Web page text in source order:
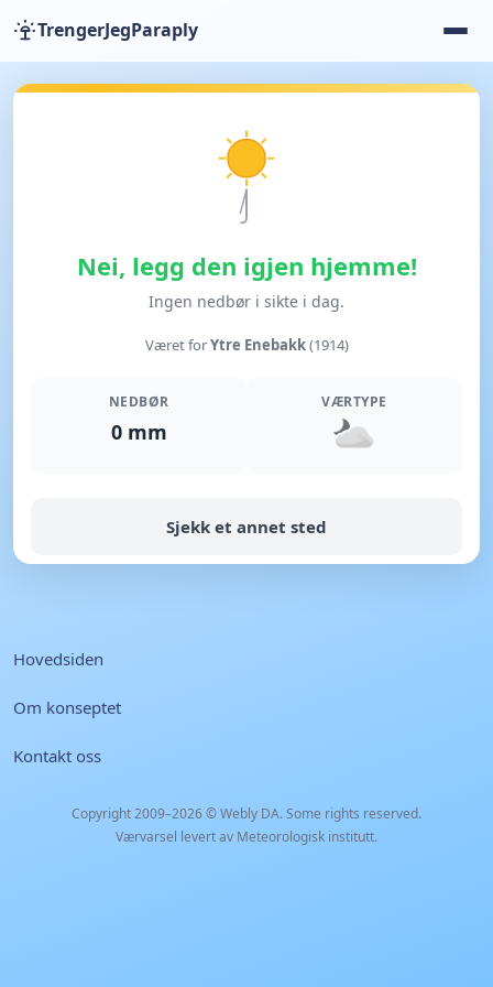
TrengerJegParaply
Nei, legg den igjen hjemme!
Ingen nedbør i sikte i dag.
Været forYtre Enebakk(1914)
NEDBØR
0 mm
VÆRTYPE
Sjekk et annet sted
Hovedsiden
Om konseptet
Kontakt oss
Copyright 2009–2026 ©Webly DA. Some rights reserved.
Værvarsel levert av Meteorologisk institutt.